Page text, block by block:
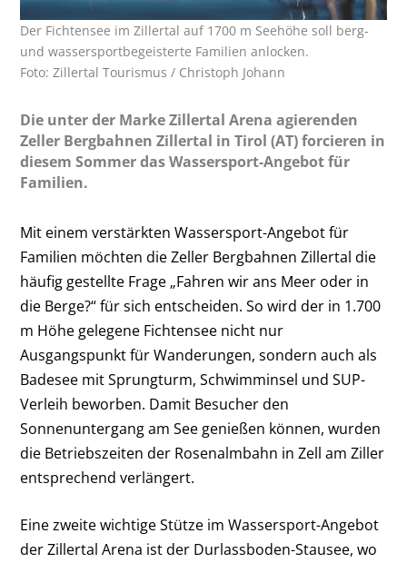
Der Fichtensee im Zillertal auf 1700 m Seehöhe soll berg-
und wassersportbegeisterte Familien anlocken.
Foto: Zillertal Tourismus / Christoph Johann
Die unter der Marke Zillertal Arena agierenden
Zeller Bergbahnen Zillertal in Tirol (AT) forcieren in
diesem Sommer das Wassersport-Angebot für
Familien.
Mit einem verstärkten Wassersport-Angebot für
Familien möchten die Zeller Bergbahnen Zillertal die
häufig gestellte Frage „Fahren wir ans Meer oder in
die Berge?“ für sich entscheiden. So wird der in 1.700
m Höhe gelegene Fichtensee nicht nur
Ausgangspunkt für Wanderungen, sondern auch als
Badesee mit Sprungturm, Schwimminsel und SUP-
Verleih beworben. Damit Besucher den
Sonnenuntergang am See genießen können, wurden
die Betriebszeiten der Rosenalmbahn in Zell am Ziller
entsprechend verlängert.
Eine zweite wichtige Stütze im Wassersport-Angebot
der Zillertal Arena ist der Durlassboden-Stausee, wo